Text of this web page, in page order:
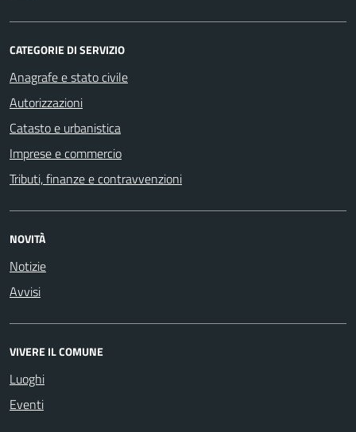
CATEGORIE DI SERVIZIO
Anagrafe e stato civile
Autorizzazioni
Catasto e urbanistica
Imprese e commercio
Tributi, finanze e contravvenzioni
NOVITÀ
Notizie
Avvisi
VIVERE IL COMUNE
Luoghi
Eventi